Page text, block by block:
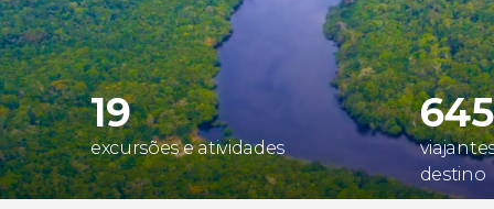
Turquia
19
excursões e atividades
645
destino